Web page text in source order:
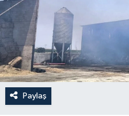
Paylaş